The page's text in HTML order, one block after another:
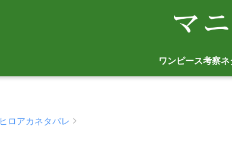
ワンピース考察ネ
ヒロアカネタバレ